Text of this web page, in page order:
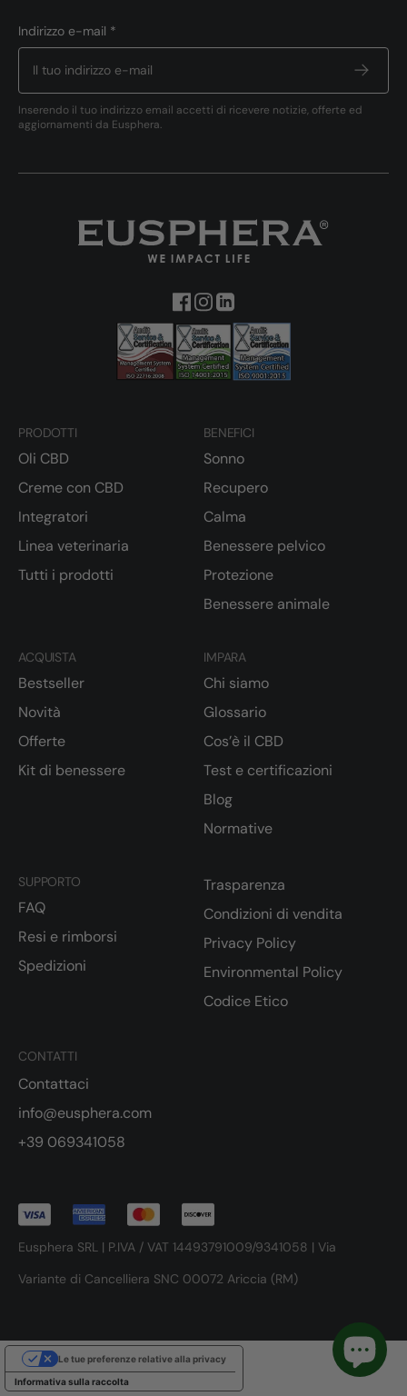
Indirizzo e-mail *
Inserendo il tuo indirizzo email accetti di ricevere notizie, offerte ed
aggiornamenti da Eusphera.
PRODOTTI
Oli CBD
Creme con CBD
Integratori
Linea veterinaria
Tutti i prodotti
BENEFICI
Sonno
Recupero
Calma
Benessere pelvico
Protezione
Benessere animale
ACQUISTA
Bestseller
Novità
Offerte
Kit di benessere
IMPARA
Chi siamo
Glossario
Cos’è il CBD
Test e certificazioni
Blog
Normative
CONTATTI
Contattaci
info@eusphera.com
+39 069341058
SUPPORTO
FAQ
Resi e rimborsi
Spedizioni
Trasparenza
Condizioni di vendita
Privacy Policy
Environmental Policy
Codice Etico
Eusphera SRL | P.IVA / VAT 14493791009/9341058 | Via
Variante di Cancelliera SNC 00072 Ariccia (RM)
Informativa sulla raccolta
Le tue preferenze relative alla privacy